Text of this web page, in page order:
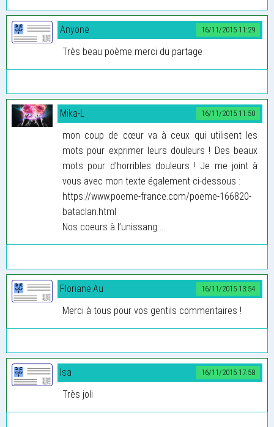
16/11/2015 11:29
Anyone
Très beau poème merci du partage
16/11/2015 11:50
Mika-L
mon coup de cœur va à ceux qui utilisent les
mots pour exprimer leurs douleurs ! Des beaux
mots pour d’horribles douleurs ! Je me joint à
vous avec mon texte également ci-dessous :
https://www.poeme-france.com/poeme-166820-
bataclan.html
Nos coeurs à l’unissang ...
16/11/2015 13:54
Floriane.Au
Merci à tous pour vos gentils commentaires !
16/11/2015 17:58
Isa
Très joli